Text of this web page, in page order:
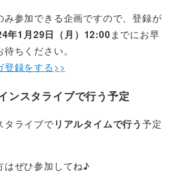
み参加できる企画ですので、登録が
年1月29日（月）12:00までにお早
ちください。
登録をする>>
ンスタライブで行う予定
タライブでリアルタイムで行う予定
はぜひ参加してね♪